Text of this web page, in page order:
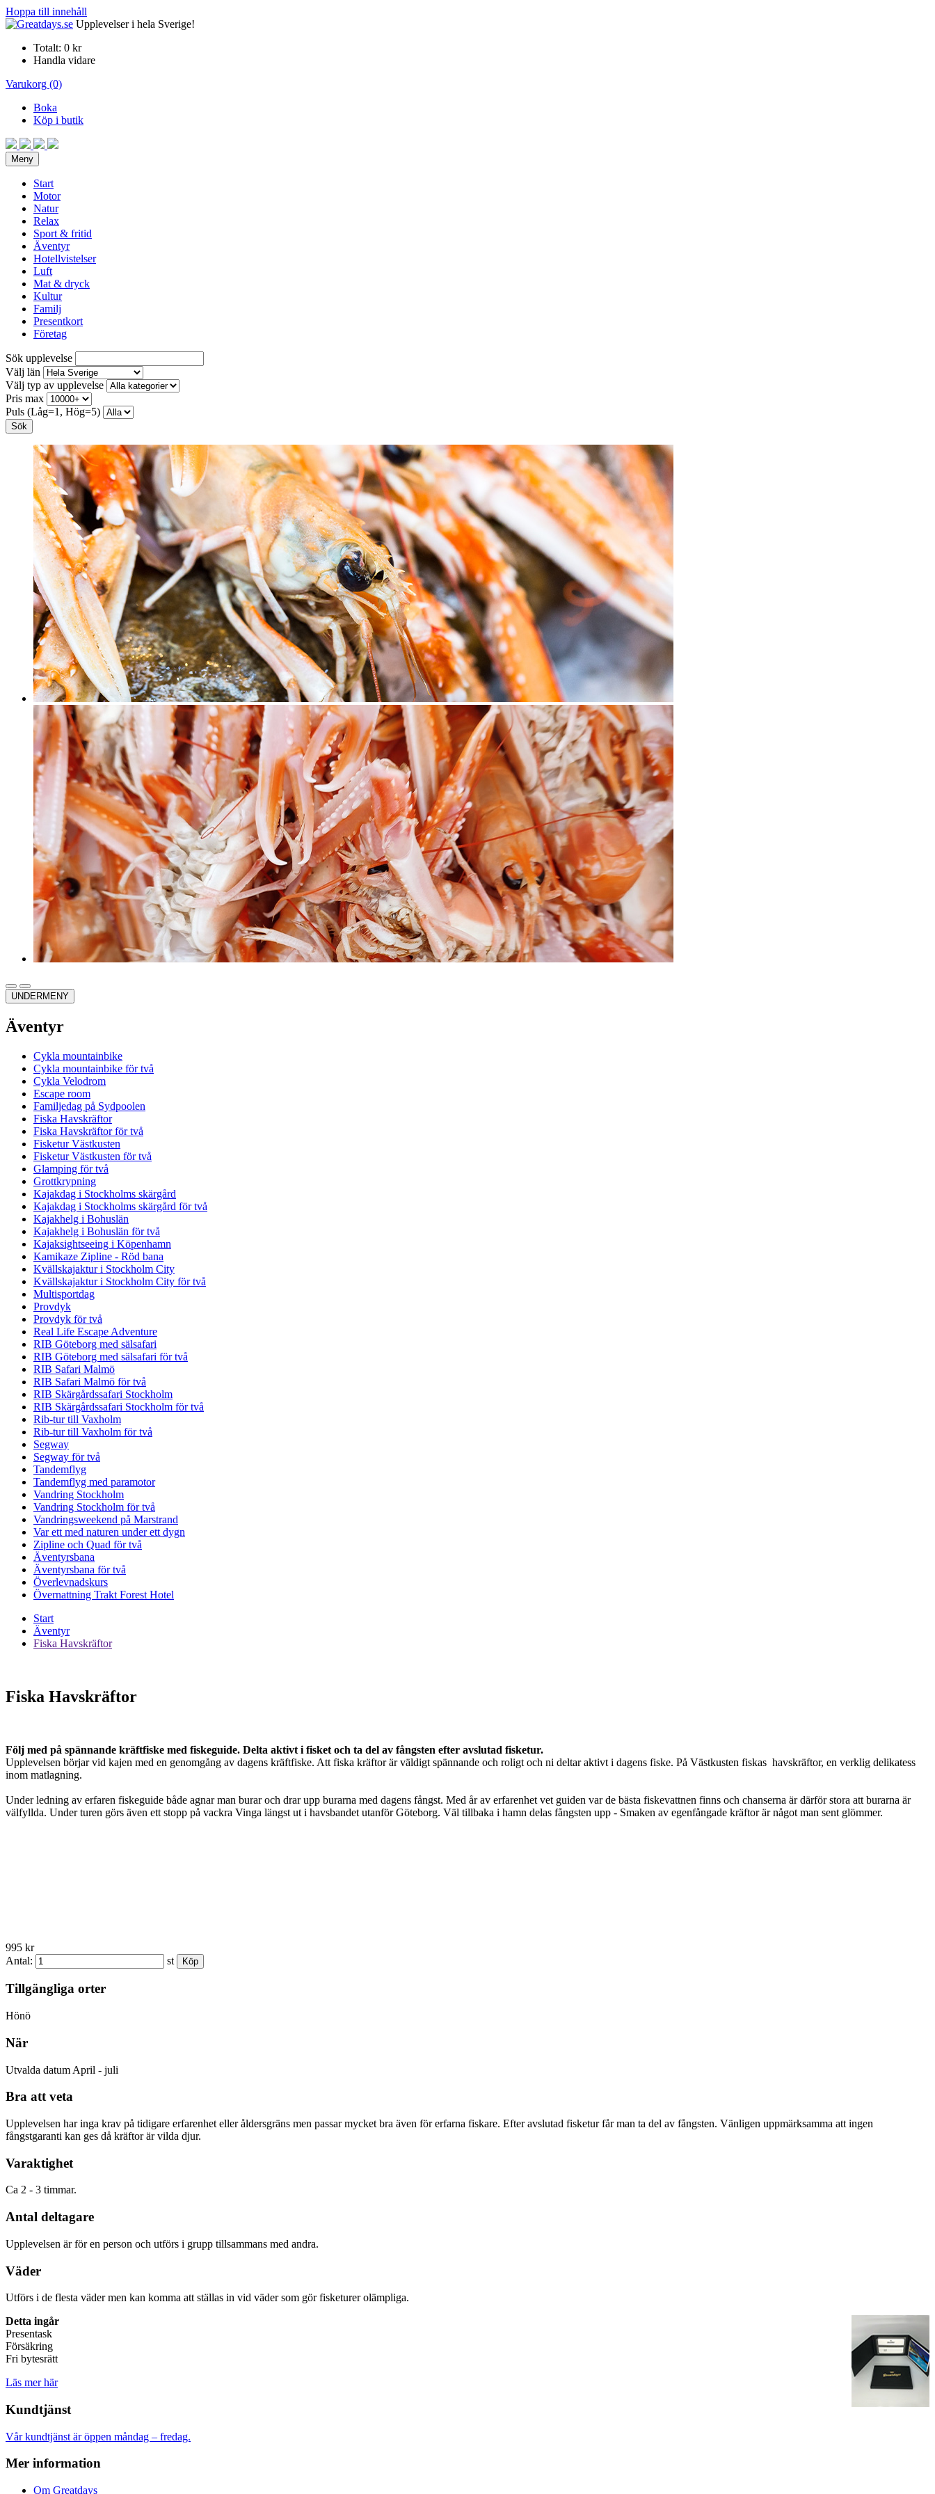
Hoppa till innehåll
Upplevelser i hela Sverige!
Totalt: 0 kr
Handla vidare
Varukorg (0)
Boka
Köp i butik
Meny
Start
Motor
Natur
Relax
Sport & fritid
Äventyr
Hotellvistelser
Luft
Mat & dryck
Kultur
Familj
Presentkort
Företag
Sök upplevelse
Välj län
Välj typ av upplevelse
Pris max
Puls (Låg=1, Hög=5)
UNDERMENY
Äventyr
Cykla mountainbike
Cykla mountainbike för två
Cykla Velodrom
Escape room
Familjedag på Sydpoolen
Fiska Havskräftor
Fiska Havskräftor för två
Fisketur Västkusten
Fisketur Västkusten för två
Glamping för två
Grottkrypning
Kajakdag i Stockholms skärgård
Kajakdag i Stockholms skärgård för två
Kajakhelg i Bohuslän
Kajakhelg i Bohuslän för två
Kajaksightseeing i Köpenhamn
Kamikaze Zipline - Röd bana
Kvällskajaktur i Stockholm City
Kvällskajaktur i Stockholm City för två
Multisportdag
Provdyk
Provdyk för två
Real Life Escape Adventure
RIB Göteborg med sälsafari
RIB Göteborg med sälsafari för två
RIB Safari Malmö
RIB Safari Malmö för två
RIB Skärgårdssafari Stockholm
RIB Skärgårdssafari Stockholm för två
Rib-tur till Vaxholm
Rib-tur till Vaxholm för två
Segway
Segway för två
Tandemflyg
Tandemflyg med paramotor
Vandring Stockholm
Vandring Stockholm för två
Vandringsweekend på Marstrand
Var ett med naturen under ett dygn
Zipline och Quad för två
Äventyrsbana
Äventyrsbana för två
Överlevnadskurs
Övernattning Trakt Forest Hotel
Start
Äventyr
Fiska Havskräftor
Fiska Havskräftor
Följ med på spännande kräftfiske med fiskeguide. Delta aktivt i fisket och ta del av fångsten efter avslutad fisketur.
Upplevelsen börjar vid kajen med en genomgång av dagens kräftfiske. Att fiska kräftor är väldigt spännande och roligt och ni deltar aktivt i dagens fiske. På Västkusten fiskas havskräftor, en verklig delikatess
inom matlagning.
Under ledning av erfaren fiskeguide både agnar man burar och drar upp burarna med dagens fångst. Med år av erfarenhet vet guiden var de bästa fiskevattnen finns och chanserna är därför stora att burarna är
välfyllda. Under turen görs även ett stopp på vackra Vinga längst ut i havsbandet utanför Göteborg. Väl tillbaka i hamn delas fångsten upp - Smaken av egenfångade kräftor är något man sent glömmer.
995 kr
Antal:
st
Tillgängliga orter
Hönö
När
Utvalda datum April - juli
Bra att veta
Upplevelsen har inga krav på tidigare erfarenhet eller åldersgräns men passar mycket bra även för erfarna fiskare. Efter avslutad fisketur får man ta del av fångsten. Vänligen uppmärksamma att ingen
fångstgaranti kan ges då kräftor är vilda djur.
Varaktighet
Ca 2 - 3 timmar.
Antal deltagare
Upplevelsen är för en person och utförs i grupp tillsammans med andra.
Väder
Utförs i de flesta väder men kan komma att ställas in vid väder som gör fisketurer olämpliga.
Detta ingår
Presentask
Försäkring
Fri bytesrätt
Läs mer här
Kundtjänst
Vår kundtjänst är öppen måndag – fredag.
Mer information
Om Greatdays